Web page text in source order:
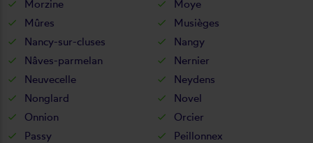
Morzine
Moye
Mûres
Musièges
Nancy-sur-cluses
Nangy
Nâves-parmelan
Nernier
Neuvecelle
Neydens
Nonglard
Novel
Onnion
Orcier
Passy
Peillonnex